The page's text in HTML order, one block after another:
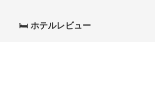
🛏 ホテルレビュー